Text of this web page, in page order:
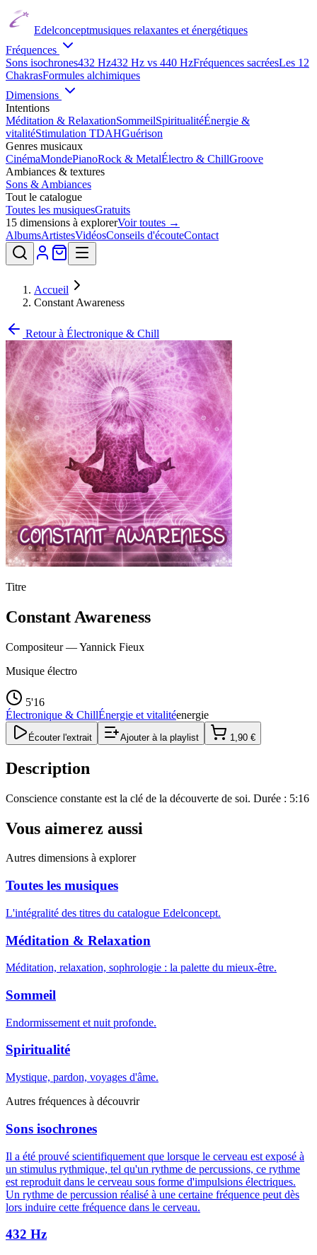
Edelconceptmusiques relaxantes et énergétiques
Fréquences
Sons isochrones432 Hz432 Hz vs 440 HzFréquences sacréesLes 12
ChakrasFormules alchimiques
Dimensions
Intentions
Méditation & RelaxationSommeilSpiritualitéÉnergie &
vitalitéStimulation TDAHGuérison
Genres musicaux
CinémaMondePianoRock & MetalÉlectro & ChillGroove
Ambiances & textures
Sons & Ambiances
Tout le catalogue
Toutes les musiquesGratuits
15 dimensions à explorerVoir toutes →
AlbumsArtistesVidéosConseils d'écouteContact
Accueil
Constant Awareness
Retour à Électronique & Chill
Titre
Constant Awareness
Compositeur —Yannick Fieux
Musique électro
5'16
Électronique & ChillÉnergie et vitalitéenergie
Écouter l'extrait Ajouter à la playlist 1,90 €
Description
Conscience constante est la clé de la découverte de soi. Durée : 5:16
Vous aimerez aussi
Autres dimensions à explorer
Toutes les musiques
L'intégralité des titres du catalogue Edelconcept.
Méditation & Relaxation
Méditation, relaxation, sophrologie : la palette du mieux-être.
Sommeil
Endormissement et nuit profonde.
Spiritualité
Mystique, pardon, voyages d'âme.
Autres fréquences à découvrir
Sons isochrones
Il a été prouvé scientifiquement que lorsque le cerveau est exposé à
un stimulus rythmique, tel qu'un rythme de percussions, ce rythme
est reproduit dans le cerveau sous forme d'impulsions électriques.
Un rythme de percussion réalisé à une certaine fréquence peut dès
lors induire cette fréquence dans le cerveau.
432 Hz